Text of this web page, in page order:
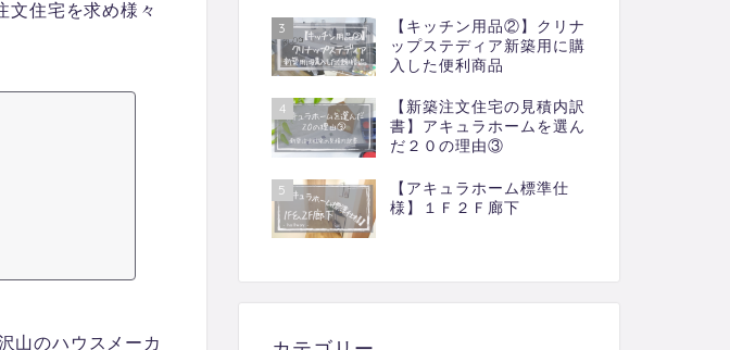
文住宅を求め様々
山のハウスメーカ
3
【キッチン用品②】クリナ
ップステディア新築用に購
入した便利商品
4
【新築注文住宅の見積内訳
書】アキュラホームを選ん
だ２０の理由③
5
【アキュラホーム標準仕
様】１Ｆ２Ｆ廊下